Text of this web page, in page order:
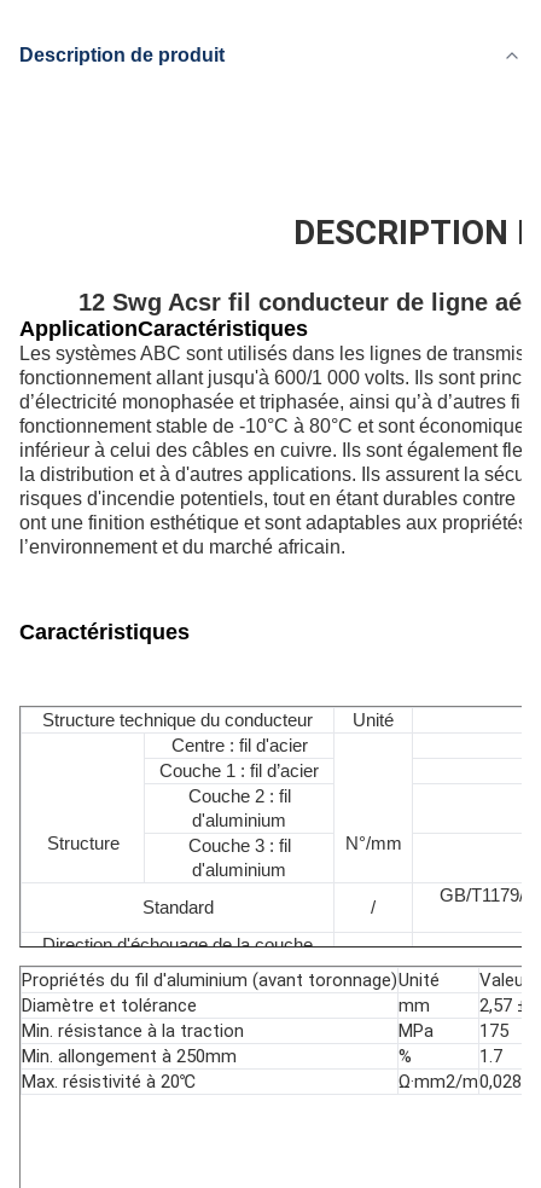
OPGW
LC, T/T
Description de produit
DESCRIPTION
12 Swg Acsr fil conducteur de ligne
ApplicationCaractéristiques
Les systèmes ABC sont utilisés dans les lignes de
fonctionnement allant jusqu'à 600/1 000 volts. Ils sont
d’électricité monophasée et triphasée, ainsi qu’à d’autres
fonctionnement stable de -10°C à 80°C et sont
inférieur à celui des câbles en cuivre. Ils sont également
la distribution et à d'autres applications. Ils assurent la
risques d'incendie potentiels, tout en étant durables contre
ont une finition esthétique et sont adaptables aux propriétés
l’environnement et du marché africain.
Caractéristiques
Structure technique du conducteur Unité
Structure
Centre : fil d'acier
N°/mm
Couche 1 : fil d’acier
Couche 2 : fil
d'aluminium
Couche 3 : fil
d'aluminium
Standard
/
GB/T1179/
Direction d'échouage de la couche
externe
Diamètre du conducteur
mm
Coupe transversale
mm2
Poids du conducteur
kg/km
Résistance à la traction nominale
kN
Module d'élasticité
GPa
Propriétés du fil d'aluminium (avant toronnage)Unité
Valeur
Diamètre et tolérance
mm
2,57 ±
Min. résistance à la traction
MPa
175
Min. allongement à 250mm
%
1.7
Max. résistivité à 20℃
Ω·mm2/m